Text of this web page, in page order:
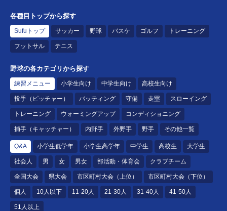
各種目トップから探す
Sufuトップ サッカー 野球 バスケ ゴルフ トレーニング
フットサル テニス
野球の各カテゴリから探す
練習メニュー 小学生向け 中学生向け 高校生向け
投手（ピッチャー） バッティング 守備 走塁 スローイング
トレーニング ウォーミングアップ コンディショニング
捕手（キャッチャー） 内野手 外野手 野手 その他一覧
Q&A 小学生低学年 小学生高学年 中学生 高校生 大学生
社会人 男 女 男女 部活動・体育会 クラブチーム
全国大会 県大会 市区町村大会（上位） 市区町村大会（下位）
個人 10人以下 11-20人 21-30人 31-40人 41-50人
51人以上